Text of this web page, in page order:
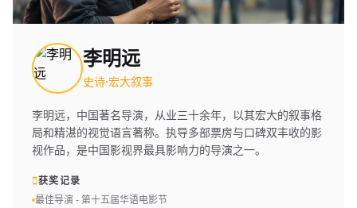
李明远
史诗·宏大叙事
李明远，中国著名导演，从业三十余年，以其宏大的叙事格
局和精湛的视觉语言著称。执导多部票房与口碑双丰收的影
视作品，是中国影视界最具影响力的导演之一。
获奖记录
最佳导演 - 第十五届华语电影节